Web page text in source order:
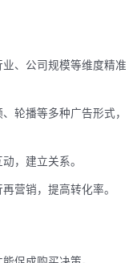
、公司规模等维度精准
轮播等多种广告形式，
，建立关系。
营销，提高转化率。